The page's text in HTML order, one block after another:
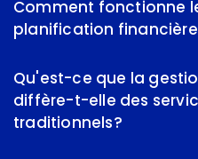
Comment fonctionne
planification
Qu'est-ce que la
diffère-t-elle des
traditionnels?